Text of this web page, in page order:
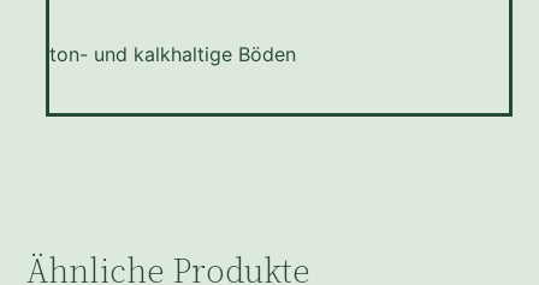
ton- und kalkhaltige Böden
Ähnliche Produkte